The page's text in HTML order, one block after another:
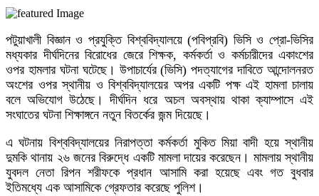
পটুয়াখালী বিজ্ঞান ও প্রযুক্তি বিশ্ববিদ্যালয়ে (পবিপ্রবি) ভিসি ও প্রো-ভিসির
মধ্যকার দীর্ঘদিনের বিরোধের জেরে শিক্ষক, কর্মকর্তা ও কর্মচারীদের একাংশের
ওপর হামলার ঘটনা ঘটেছে। উপাচার্যের (ভিসি) পদত্যাগের দাবিতে আন্দোলনরত
অংশের ওপর স্থানীয় ও বিশ্ববিদ্যালয়ের অপর একটি পক্ষ এই হামলা চালায়
বলে অভিযোগ উঠেছে। দীর্ঘদিন ধরে অচল অবস্থায় থাকা ক্যাম্পাসে এই
সংঘাতের ঘটনা শিক্ষাঙ্গনে নতুন বিতর্কের জন্ম দিয়েছে।
এ ঘটনায় বিশ্ববিদ্যালয়ের নিরাপত্তা কর্মকর্তা মুকিত মিয়া বাদী হয়ে স্থানীয়
দুমকি থানায় ২৬ জনের বিরুদ্ধে একটি মামলা দায়ের করেছেন। মামলায় স্থানীয়
যুবদল নেতা রিপন শরীফকে প্রধান আসামি করা হয়েছে এবং গত বুধবার
ইতিমধ্যে এক আসামিকে গ্রেফতার করেছে পুলিশ।